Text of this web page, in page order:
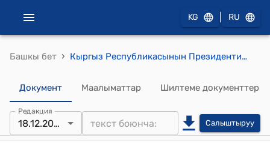
KG RU
Башкы бет › Кыргыз Республикасынын Президентинин 2023-жылдын 14-декабры ПЖ № 343 ""Акылман" президенттик лицейи жөнүндө" Жарлыгы
Документ Маалыматтар Шилтеме документтер
Редакция
18.12.2025 Салыштыруу